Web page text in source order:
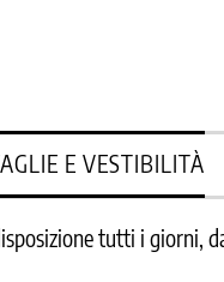
E VESTIBILITÀ
tutti i giorni,